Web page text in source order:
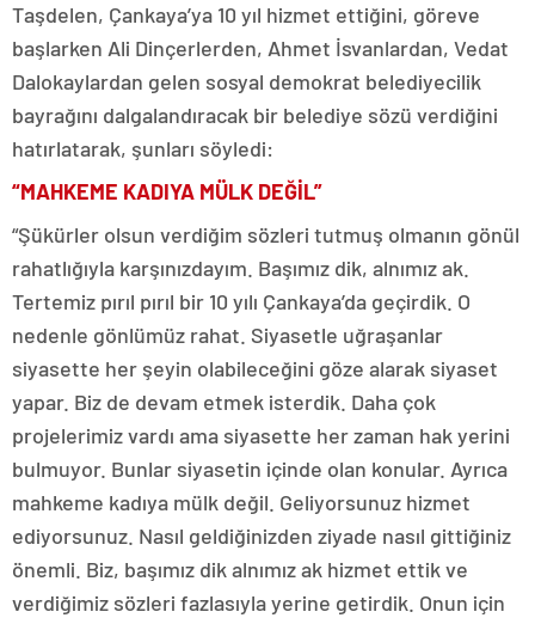
Taşdelen, Çankaya’ya 10 yıl hizmet ettiğini, göreve
başlarken Ali Dinçerlerden, Ahmet İsvanlardan, Vedat
Dalokaylardan gelen sosyal demokrat belediyecilik
bayrağını dalgalandıracak bir belediye sözü verdiğini
hatırlatarak, şunları söyledi:
“MAHKEME KADIYA MÜLK DEĞİL”
“Şükürler olsun verdiğim sözleri tutmuş olmanın gönül
rahatlığıyla karşınızdayım. Başımız dik, alnımız ak.
Tertemiz pırıl pırıl bir 10 yılı Çankaya’da geçirdik. O
nedenle gönlümüz rahat. Siyasetle uğraşanlar
siyasette her şeyin olabileceğini göze alarak siyaset
yapar. Biz de devam etmek isterdik. Daha çok
projelerimiz vardı ama siyasette her zaman hak yerini
bulmuyor. Bunlar siyasetin içinde olan konular. Ayrıca
mahkeme kadıya mülk değil. Geliyorsunuz hizmet
ediyorsunuz. Nasıl geldiğinizden ziyade nasıl gittiğiniz
önemli. Biz, başımız dik alnımız ak hizmet ettik ve
verdiğimiz sözleri fazlasıyla yerine getirdik. Onun için